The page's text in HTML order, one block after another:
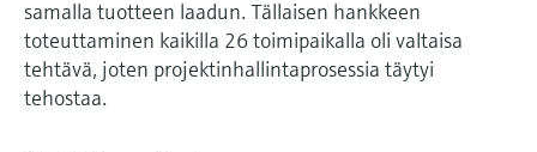
samalla tuotteen laadun. Tällaisen hankkeen
toteuttaminen kaikilla 26 toimipaikalla oli valtaisa
tehtävä, joten projektinhallintaprosessia täytyi
tehostaa.